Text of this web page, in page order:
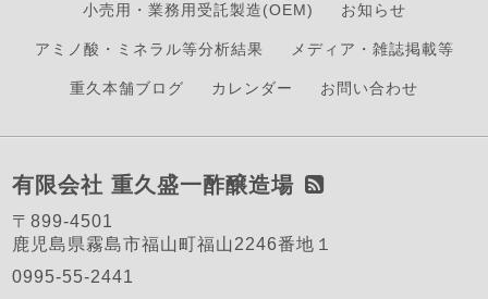
小売用・業務用受託製造(OEM) お知らせ
アミノ酸・ミネラル等分析結果 メディア・雑誌掲載等
重久本舗ブログ カレンダー お問い合わせ
有限会社 重久盛一酢醸造場
〒899-4501
鹿児島県霧島市福山町福山2246番地１
0995-55-2441